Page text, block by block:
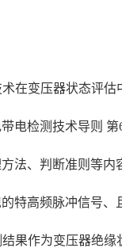
在变压器状态评
电检测技术导则
法、判断准则等
特高频脉冲信号
结果作为变压器绝